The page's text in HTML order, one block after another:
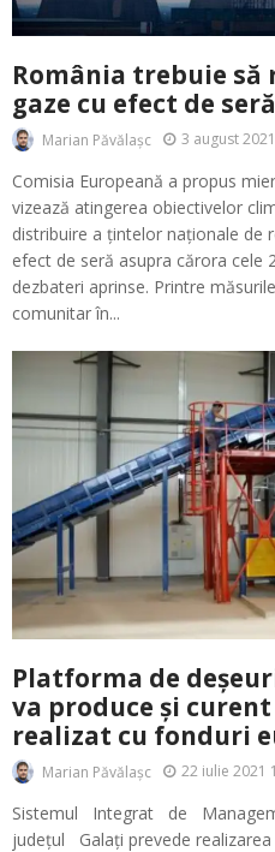
România trebuie să
gaze cu efect de
Marian Păvălașc 3 august
Comisia Europeană a propus
vizează atingerea obiectivelor
distribuire a țintelor naționale de
efect de seră asupra cărora cele
dezbateri aprinse. Printre
comunitar în...
Platforma de
va produce și
realizat cu fonduri
Marian Păvălașc 22 iulie 2021
Sistemul Integrat de
județul Galați prevede